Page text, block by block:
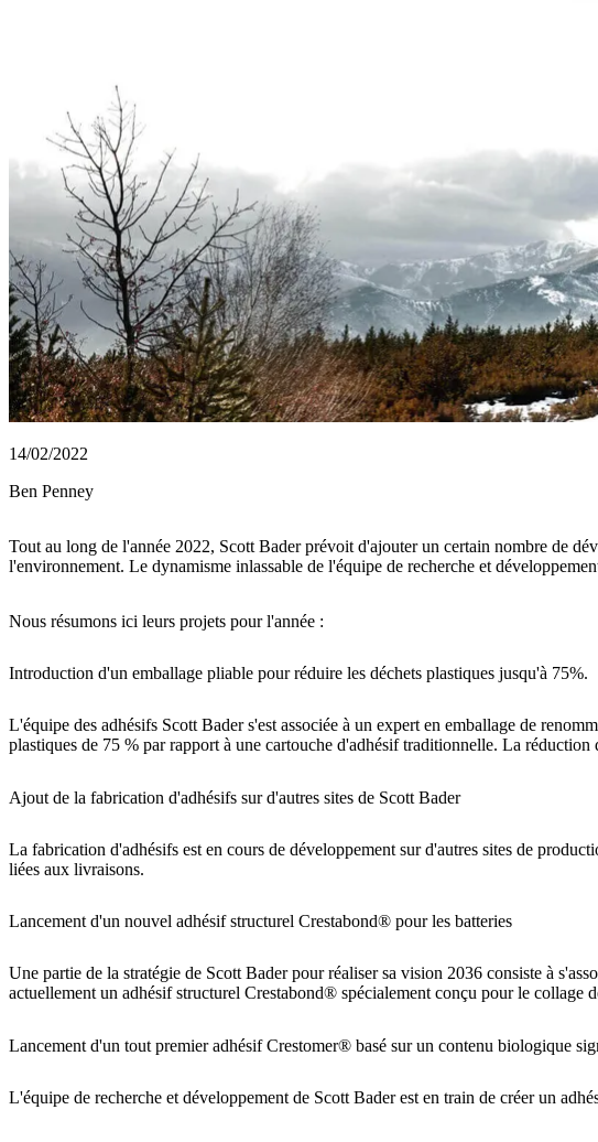
14/02/2022
Ben Penney
Tout au long de l'année 2022, Scott Bader prévoit d'ajouter un certain nombre de
l'environnement. Le dynamisme inlassable de l'équipe de recherche et
Nous résumons ici leurs projets pour l'année :
Introduction d'un emballage pliable pour réduire les déchets plastiques jusqu'à 75%.
L'équipe des adhésifs Scott Bader s'est associée à un expert en emballage de
plastiques de 75 % par rapport à une cartouche d'adhésif traditionnelle. La
Ajout de la fabrication d'adhésifs sur d'autres sites de Scott Bader
La fabrication d'adhésifs est en cours de développement sur d'autres sites de
liées aux livraisons.
Lancement d'un nouvel adhésif structurel Crestabond® pour les batteries
Une partie de la stratégie de Scott Bader pour réaliser sa vision 2036 consiste à
actuellement un adhésif structurel Crestabond® spécialement conçu pour le collage
Lancement d'un tout premier adhésif Crestomer® basé sur un contenu biologique
L'équipe de recherche et développement de Scott Bader est en train de créer un